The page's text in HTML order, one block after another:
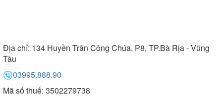
Địa chỉ: 134 Huyền Trân Công Chúa, P8, TP.Bà Rịa - Vũng
Tàu
03995.888.90
Mã số thuế: 3502279738